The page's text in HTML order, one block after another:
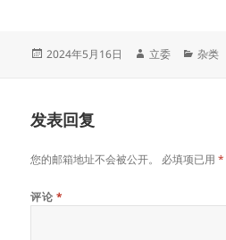
发
2024年5月16日
作
立委
分
杂类
发表回复
您的邮箱地址不会被公开。 必填项已用*
评论 *